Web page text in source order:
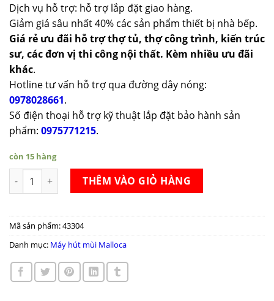
Dịch vụ hỗ trợ: hỗ trợ lắp đặt giao hàng.
Giảm giá sâu nhất 40% các sản phẩm thiết bị nhà bếp.
Giá rẻ ưu đãi hỗ trợ thợ tủ, thợ công trình, kiến trúc
sư, các đơn vị thi công nội thất. Kèm nhiều ưu đãi
khác.
Hotline tư vấn hỗ trợ qua đường dây nóng:
0978028661.
Số điện thoại hỗ trợ kỹ thuật lắp đặt bảo hành sản
phẩm: 0975771215.
còn 15 hàng
Máy hút mùi Malloca CONCRETE K-400 số lượng
THÊM VÀO GIỎ HÀNG
Mã sản phẩm:43304
Danh mục: Máy hút mùi Malloca